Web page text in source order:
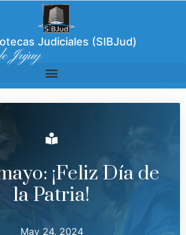
Judiciales (SIBJud)
Jujuy
¡Feliz Día de
la Patria!
May 24, 2024